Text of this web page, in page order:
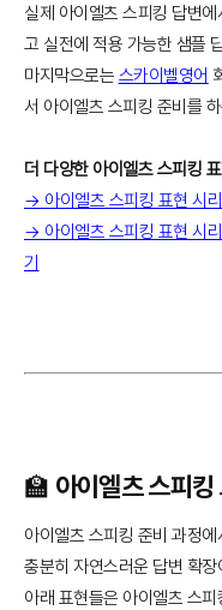
실제 아이엘츠 스피킹 답변
고 실전에 적용 가능한 샘플
마지막으로는 스카이벨영어
서 아이엘츠 스피킹 준비를
더 다양한 아이엘츠 스피킹
→ 아이엘츠 스피킹 표현 시
→ 아이엘츠 스피킹 표현 시
기
🏫 아이엘츠 스피킹
아이엘츠 스피킹 준비 과정
충분히 자연스러운 답변 확장
아래 표현들은 아이엘츠 스